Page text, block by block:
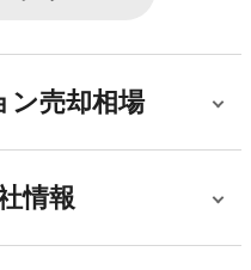
ン売却相場
情報